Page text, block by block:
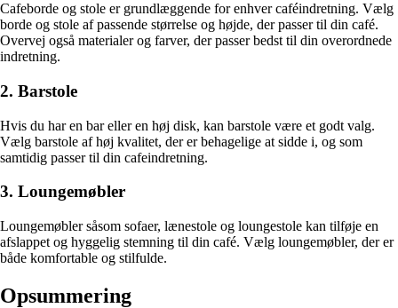
Cafeborde og stole er grundlæggende for enhver caféindretning. Vælg
borde og stole af passende størrelse og højde, der passer til din café.
Overvej også materialer og farver, der passer bedst til din overordnede
indretning.
2. Barstole
Hvis du har en bar eller en høj disk, kan barstole være et godt valg.
Vælg barstole af høj kvalitet, der er behagelige at sidde i, og som
samtidig passer til din cafeindretning.
3. Loungemøbler
Loungemøbler såsom sofaer, lænestole og loungestole kan tilføje en
afslappet og hyggelig stemning til din café. Vælg loungemøbler, der er
både komfortable og stilfulde.
Opsummering